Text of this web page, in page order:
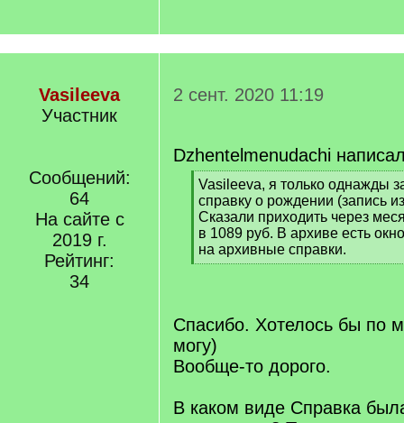
Vasileeva
Участник
Сообщений:
64
На сайте с
2019 г.
Рейтинг:
34
2 сент. 2020 11:19
Dzhentelmenudachi
[
q
]
Vasileeva, я только однажды
справку о рождении (запись
Сказали приходить через
в 1089 руб. В архиве есть
на архивные справки.
[
Спасибо. Хотелось бы по
могу)
Вообще-то дорого.
В каком виде Справка